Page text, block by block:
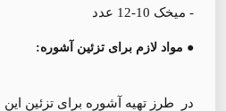
- میخک 10-12 عدد
● مواد لازم برای تزئین آشوره:
در طرز تهیه آشوره برای تزئین این